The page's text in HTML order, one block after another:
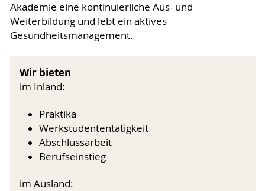
Akademie eine kontinuierliche Aus- und
Weiterbildung und lebt ein aktives
Gesundheitsmanagement.
Wir bieten
im Inland:
Praktika
Werkstudententätigkeit
Abschlussarbeit
Berufseinstieg
im Ausland: